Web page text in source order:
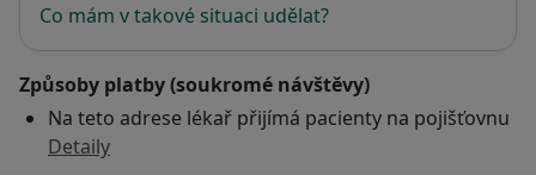
Co mám v takové situaci udělat?
Způsoby platby (soukromé návštěvy)
Na teto adrese lékař přijímá pacienty na pojišťovnu
Detaily